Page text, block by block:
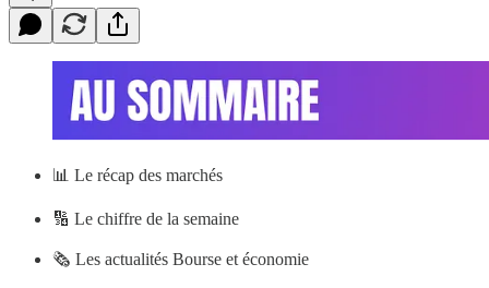
📊 Le récap des marchés
🔢 Le chiffre de la semaine
🗞️ Les actualités Bourse et économie